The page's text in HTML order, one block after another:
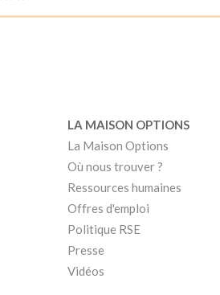
LA MAISON OPTIONS
La Maison Options
Où nous trouver ?
Ressources humaines
Offres d'emploi
Politique RSE
Presse
Vidéos